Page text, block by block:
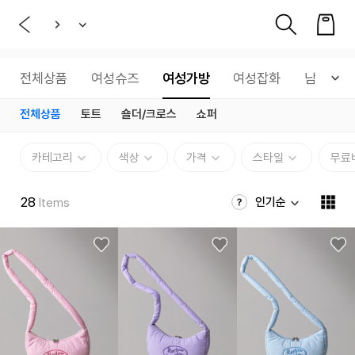
전체상품 여성슈즈 여성가방 여성잡화 남성슈즈
전체상품 토트 숄더/크로스 쇼퍼
카테고리 색상 가격 스타일 무료
28 Items 인기순